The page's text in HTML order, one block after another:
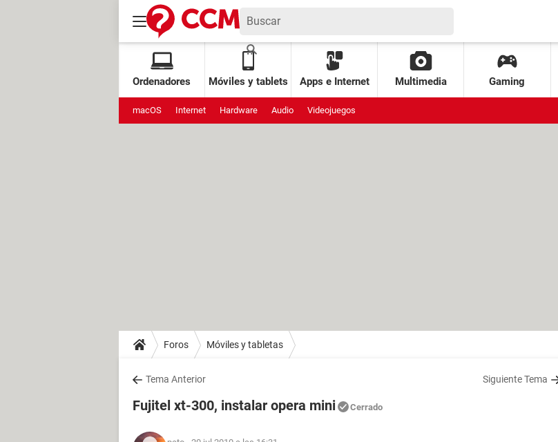
Ordenadores Móviles y tablets Apps e Internet Multimedia Gaming
macOS Internet Hardware Audio Videojuegos
Foros Móviles y tabletas
Tema Anterior Siguiente Tema
Fujitel xt-300, instalar opera mini Cerrado